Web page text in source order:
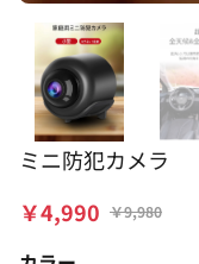
ミニ防犯カメラ
￥4,990 ￥9,980